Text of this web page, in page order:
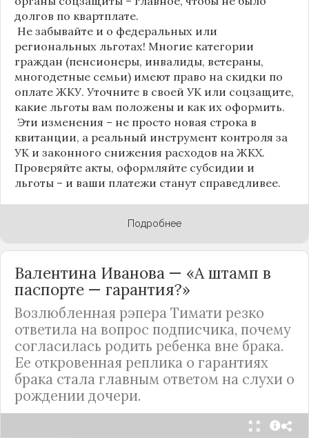
долгов по квартплате.
Не забывайте и о федеральных или
региональных льготах! Многие категории
граждан (пенсионеры, инвалиды, ветераны,
многодетные семьи) имеют право на скидки по
оплате ЖКУ. Уточните в своей УК или соцзащите,
какие льготы вам положены и как их оформить.
Эти изменения – не просто новая строка в
квитанции, а реальный инструмент контроля за
УК и законного снижения расходов на ЖКХ.
Проверяйте акты, оформляйте субсидии и
льготы – и ваши платежи станут справедливее.
Подробнее
Валентина Иванова — «А штамп в
паспорте — гарантия?»
Возлюбленная рэпера Тимати резко
ответила на вопрос подписчика, почему
согласилась родить ребенка вне брака.
Ее откровенная реплика о гарантиях
брака стала главным ответом на слухи о
рождении дочери.